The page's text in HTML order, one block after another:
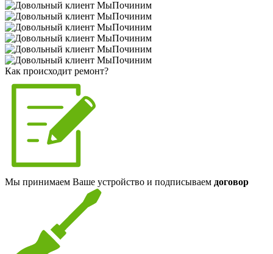
Как происходит ремонт?
Мы принимаем Ваше устройство и подписываем договор